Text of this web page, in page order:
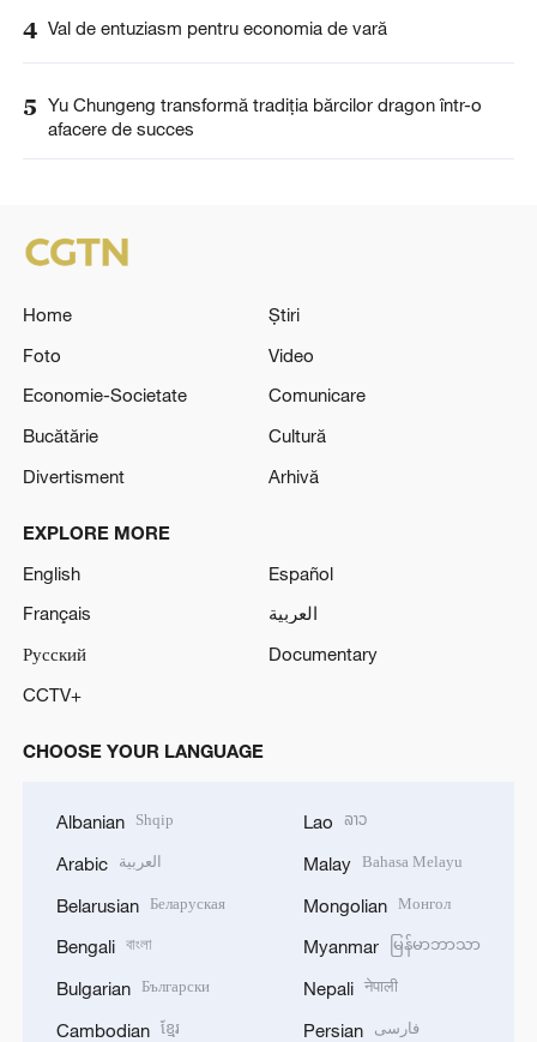
4 Val de entuziasm pentru economia de vară
5 Yu Chungeng transformă tradiția bărcilor dragon într-o
afacere de succes
Home
Știri
Foto
Video
Economie-Societate
Comunicare
Bucătărie
Cultură
Divertisment
Arhivă
EXPLORE MORE
English
Español
Français
العربية
Русский
Documentary
CCTV+
CHOOSE YOUR LANGUAGE
Albanian Shqip
Arabic العربية
Belarusian Беларуская
Bengali বাংলা
Bulgarian Български
Cambodian ខ្មែរ
Lao ລາວ
Malay Bahasa Melayu
Mongolian Монгол
Myanmar မြန်မာဘာသာ
Nepali नेपाली
Persian فارسی